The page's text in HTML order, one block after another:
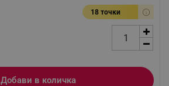
18 точки
Добави в количка